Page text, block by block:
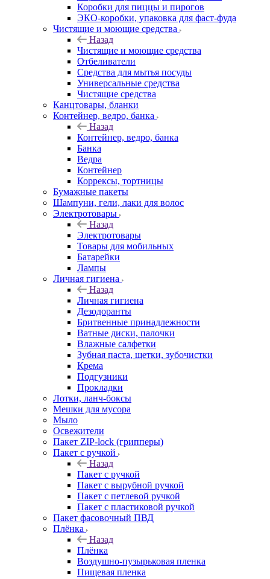
Коробки для пиццы и пирогов
ЭКО-коробки, упаковка для фаст-фуда
Чистящие и моющие средства
Назад
Чистящие и моющие средства
Отбеливатели
Средства для мытья посуды
Универсальные средства
Чистящие средства
Канцтовары, бланки
Контейнер, ведро, банка
Назад
Контейнер, ведро, банка
Банка
Ведра
Контейнер
Коррексы, тортницы
Бумажные пакеты
Шампуни, гели, лаки для волос
Электротовары
Назад
Электротовары
Товары для мобильных
Батарейки
Лампы
Личная гигиена
Назад
Личная гигиена
Дезодоранты
Бритвенные принадлежности
Ватные диски, палочки
Влажные салфетки
Зубная паста, щетки, зубочистки
Крема
Подгузники
Прокладки
Лотки, ланч-боксы
Мешки для мусора
Мыло
Освежители
Пакет ZIP-lock (грипперы)
Пакет с ручкой
Назад
Пакет с ручкой
Пакет с вырубной ручкой
Пакет с петлевой ручкой
Пакет с пластиковой ручкой
Пакет фасовочный ПВД
Плёнка
Назад
Плёнка
Воздушно-пузырьковая пленка
Пищевая пленка